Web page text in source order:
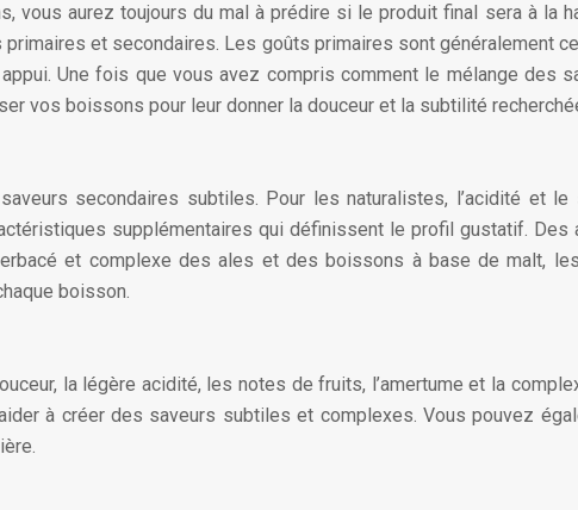
aurez toujours du mal à prédire si le produit final sera à la
et secondaires. Les goûts primaires sont généralement
Une fois que vous avez compris comment le mélange des
vos boissons pour leur donner la douceur et la subtilité
secondaires subtiles. Pour les naturalistes, l’acidité et le
supplémentaires qui définissent le profil gustatif.
et complexe des ales et des boissons à base de malt,
boisson.
la légère acidité, les notes de fruits, l’amertume et la
à créer des saveurs subtiles et complexes. Vous pouvez